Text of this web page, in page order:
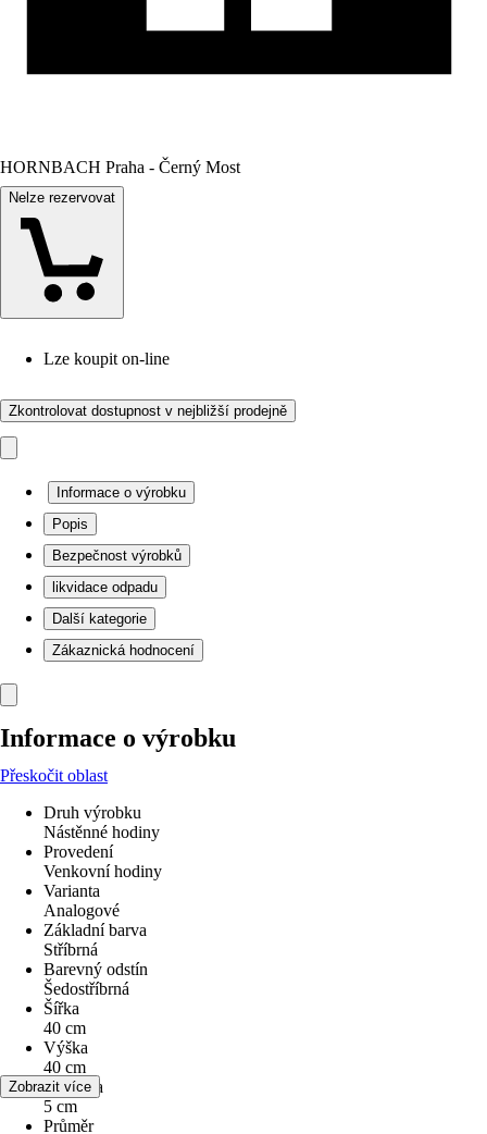
HORNBACH Praha - Černý Most
Nelze rezervovat
Lze koupit on-line
Zkontrolovat dostupnost v nejbližší prodejně
Informace o výrobku
Popis
Bezpečnost výrobků
likvidace odpadu
Další kategorie
Zákaznická hodnocení
Informace o výrobku
Přeskočit oblast
Druh výrobku
Nástěnné hodiny
Provedení
Venkovní hodiny
Varianta
Analogové
Základní barva
Stříbrná
Barevný odstín
Šedostříbrná
Šířka
40 cm
Výška
40 cm
Hloubka
5 cm
Průměr
Zobrazit více